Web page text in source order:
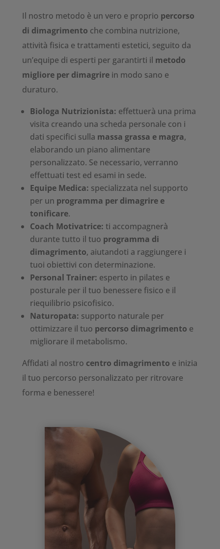
Il nostro metodo è un vero e proprio percorso
di dimagrimento che combina nutrizione,
attività fisica e trattamenti estetici, seguito da
un’equipe di esperti per garantirti il metodo
migliore per dimagrirein modo sano e
duraturo.
Biologa Nutrizionista: effettuerà una prima
visita creando una scheda personale con i
dati specifici sulla massa grassa e magra,
elaborando un piano alimentare
personalizzato. Se necessario, verranno
effettuati test ed esami in sede.
Equipe Medica: specializzata nel supporto
per un programma per dimagrire e
tonificare.
Coach Motivatrice: ti accompagnerà
durante tutto il tuo programma di
dimagrimento, aiutandoti a raggiungere i
tuoi obiettivi con determinazione.
Personal Trainer: esperto in pilates e
posturale per il tuo benessere fisico e il
riequilibrio psicofisico.
Naturopata: supporto naturale per
ottimizzare il tuo percorso dimagrimento e
migliorare il metabolismo.
Affidati al nostro centro dimagrimento e inizia
il tuo percorso personalizzato per ritrovare
forma e benessere!